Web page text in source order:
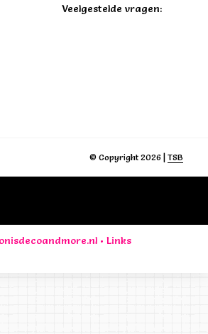
Veelgestelde vragen:
© Copyright 2026 | TSB
• Links